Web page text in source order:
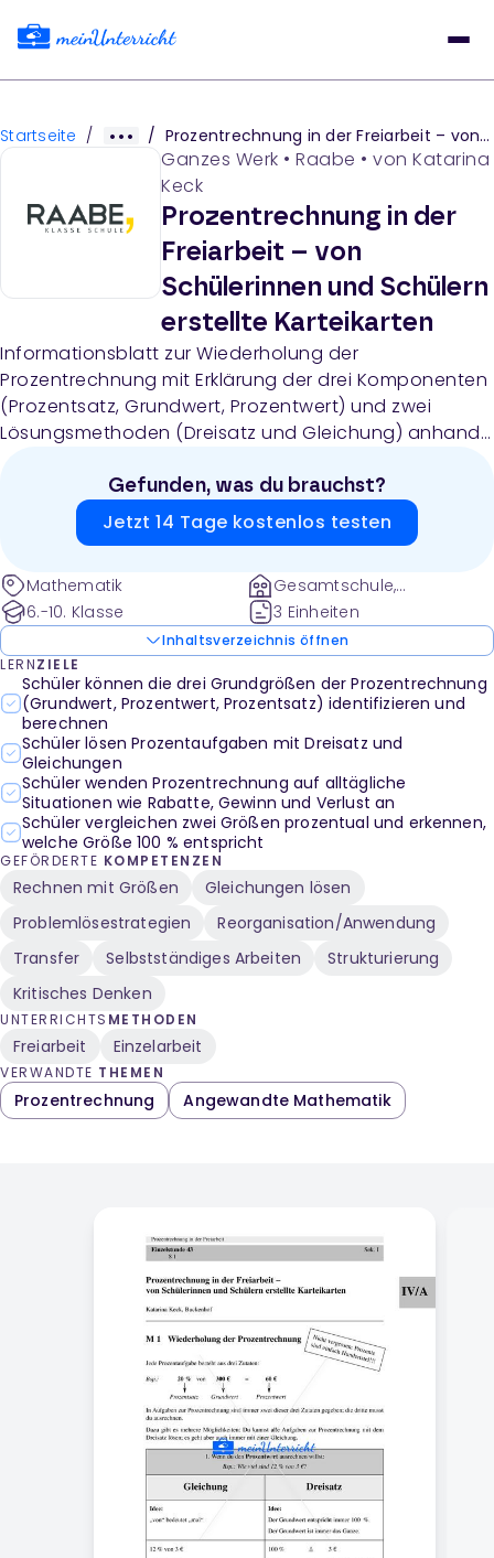
Startseite / / Prozentrechnung in der Freiarbeit – von Schülerinnen und Schülern erstellte Karteikarten
Ganzes Werk • Raabe • von Katarina
Keck
Prozentrechnung in der
Freiarbeit – von
Schülerinnen und Schülern
erstellte Karteikarten
Informationsblatt zur Wiederholung der
Prozentrechnung mit Erklärung der drei Komponenten
(Prozentsatz, Grundwert, Prozentwert) und zwei
Lösungsmethoden (Dreisatz und Gleichung) anhand
Gefunden, was du brauchst?
Jetzt 14 Tage kostenlos testen
Mathematik
6.-10. Klasse
Gesamtschule,
Gymnasium und weitere
3 Einheiten
Inhaltsverzeichnis öffnen
LERNZIELE
Schüler können die drei Grundgrößen der Prozentrechnung
(Grundwert, Prozentwert, Prozentsatz) identifizieren und
berechnen
Schüler lösen Prozentaufgaben mit Dreisatz und
Gleichungen
Schüler wenden Prozentrechnung auf alltägliche
Situationen wie Rabatte, Gewinn und Verlust an
Schüler vergleichen zwei Größen prozentual und erkennen,
welche Größe 100 % entspricht
GEFÖRDERTE KOMPETENZEN
Rechnen mit Größen
Gleichungen lösen
Problemlösestrategien
Reorganisation/Anwendung
Transfer
Selbstständiges Arbeiten
Strukturierung
Kritisches Denken
UNTERRICHTS METHODEN
Freiarbeit Einzelarbeit
VERWANDTE THEMEN
Prozentrechnung Angewandte Mathematik